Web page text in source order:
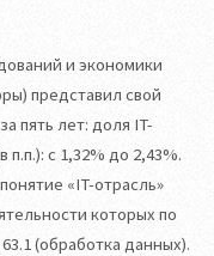
и экономики
представил свой
пять лет: доля IT-
п.п.): с 1,32% до 2,43%.
«IT-отрасль»
которых по
(обработка данных).